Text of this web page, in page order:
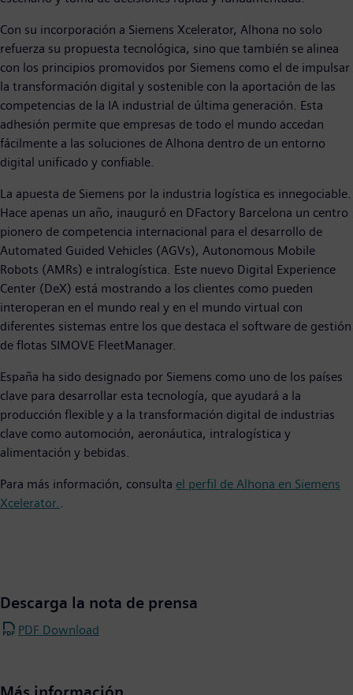
Con su incorporación a Siemens Xcelerator, Alhona no solo
refuerza su propuesta tecnológica, sino que también se alinea
con los principios promovidos por Siemens como el de impulsar
la transformación digital y sostenible con la aportación de las
competencias de la IA industrial de última generación. Esta
adhesión permite que empresas de todo el mundo accedan
fácilmente a las soluciones de Alhona dentro de un entorno
digital unificado y confiable.
La apuesta de Siemens por la industria logística es innegociable.
Hace apenas un año, inauguró en DFactory Barcelona un centro
pionero de competencia internacional para el desarrollo de
Automated Guided Vehicles (AGVs), Autonomous Mobile
Robots (AMRs) e intralogística. Este nuevo Digital Experience
Center (DeX) está mostrando a los clientes como pueden
interoperan en el mundo real y en el mundo virtual con
diferentes sistemas entre los que destaca el software de gestión
de flotas SIMOVE FleetManager.
España ha sido designado por Siemens como uno de los países
clave para desarrollar esta tecnología, que ayudará a la
producción flexible y a la transformación digital de industrias
clave como automoción, aeronáutica, intralogística y
alimentación y bebidas.
Para más información, consulta el perfil de Alhona en Siemens
Xcelerator..
Descarga la nota de prensa
PDF Download